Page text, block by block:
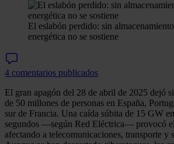
El eslabón perdido: sin
energética no se sostiene
4 comentarios publicados
El gran apagón del 28 de abril de 2025 dejó
de 50 millones de personas en España,
sur de Francia. Una caída súbita de 15 GW
segundos —según Red Eléctrica— provocó
afectando a telecomunicaciones, transporte y